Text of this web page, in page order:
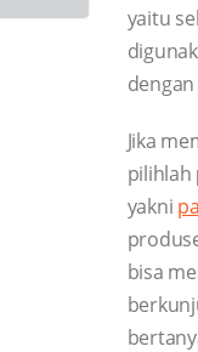
yaitu
Jika
pilihlah
yakni
bisa